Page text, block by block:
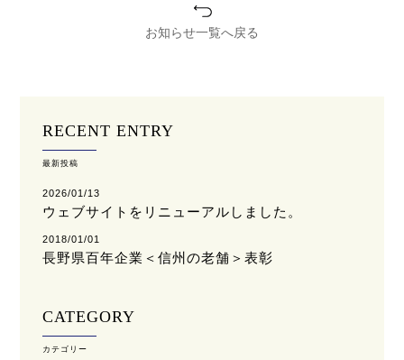
お知らせ一覧へ戻る
RECENT ENTRY
最新投稿
2026/01/13
ウェブサイトをリニューアルしました。
2018/01/01
長野県百年企業＜信州の老舗＞表彰
CATEGORY
カテゴリー